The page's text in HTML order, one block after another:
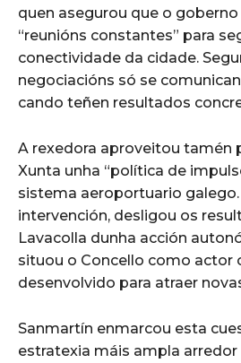
quen asegurou que o
“reunións constantes” para
conectividade da cidade.
negociacións só se
cando teñen resultados
A rexedora aproveitou tamén
Xunta unha “política de
sistema aeroportuario galego.
intervención, desligou os
Lavacolla dunha acción
situou o Concello como actor
desenvolvido para atraer
Sanmartín enmarcou esta
estratexia máis ampla